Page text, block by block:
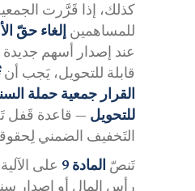
كذلك، إذا قَرَّرت
للمساهمين إلغاء حقّ
عند إصدار أسهم
قابلة للتحويل، يَجب أن
القرار جمعية حملة
للتحويل — قاعدة قَفل
التَخفيف الضمني
تَنصّ المادة 9
على